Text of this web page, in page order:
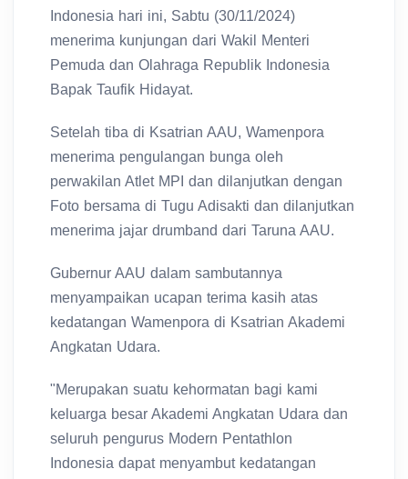
Indonesia hari ini, Sabtu (30/11/2024)
menerima kunjungan dari Wakil Menteri
Pemuda dan Olahraga Republik Indonesia
Bapak Taufik Hidayat.
Setelah tiba di Ksatrian AAU, Wamenpora
menerima pengulangan bunga oleh
perwakilan Atlet MPI dan dilanjutkan dengan
Foto bersama di Tugu Adisakti dan dilanjutkan
menerima jajar drumband dari Taruna AAU.
Gubernur AAU dalam sambutannya
menyampaikan ucapan terima kasih atas
kedatangan Wamenpora di Ksatrian Akademi
Angkatan Udara.
"Merupakan suatu kehormatan bagi kami
keluarga besar Akademi Angkatan Udara dan
seluruh pengurus Modern Pentathlon
Indonesia dapat menyambut kedatangan